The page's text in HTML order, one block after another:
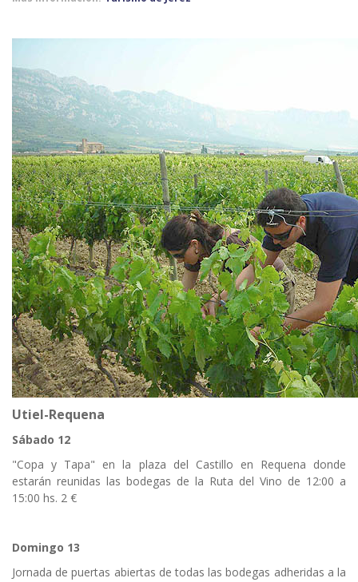
Utiel-Requena
Sábado 12
"Copa y Tapa" en la plaza del Castillo en Requena donde
estarán reunidas las bodegas de la Ruta del Vino de 12:00 a
15:00 hs. 2 €
Domingo 13
Jornada de puertas abiertas de todas las bodegas adheridas a la